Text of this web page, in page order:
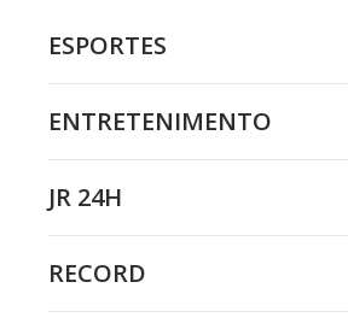
ESPORTES
ENTRETENIMENTO
JR 24H
RECORD